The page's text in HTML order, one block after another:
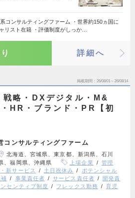
コンサルティングファーム ・世界約150ヵ国に
リスト在籍 ・評価制度がしっか…
詳細へ
掲載期間 26/08/01～26/08/14
略・DXデジタル・M&
HR・ブランド・PR【初
ンサルティングファーム
北海道、宮城県、東京都、新潟県、石川
、福岡県、沖縄県
上場企業
管理
新サービス 土日祝休み
ポテンシャル
事業責任者 サービス責任者
開発責
ンセンティブ制度 フレックス勤務
育児